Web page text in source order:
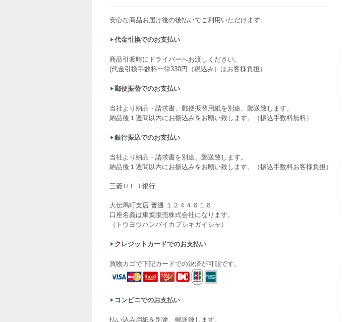
安心な商品お届け後の後払いでご利用いただけます。
代金引換でのお支払い
商品引渡時にドライバーへお渡しください。
(代金引換手数料一律330円（税込み）はお客様負担）
郵便振替でのお支払い
当社より納品・請求書、郵便振替用紙を別途、郵送致します。
納品後１週間以内にお振込みをお願い致します。（振込手数料無料）
銀行振込でのお支払い
当社より納品・請求書を別途、郵送致します。
納品後１週間以内にお振込みをお願い致します。（振込手数料お客様負担）
三菱ＵＦＪ銀行
大伝馬町支店 普通 １２４４６１６
口座名義は東葉販売株式会社になります。
（トウヨウハンバイカブシキガイシャ）
クレジットカードでのお支払い
買物カゴで下記カードでの決済が可能です。
コンビニでのお支払い
払い込み用紙を別途、郵送致します。